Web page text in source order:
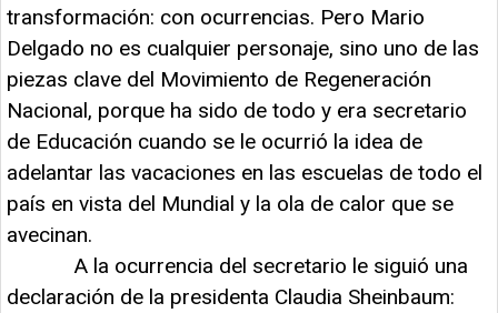
transformación: con ocurrencias. Pero Mario
Delgado no es cualquier personaje, sino uno de las
piezas clave del Movimiento de Regeneración
Nacional, porque ha sido de todo y era secretario
de Educación cuando se le ocurrió la idea de
adelantar las vacaciones en las escuelas de todo el
país en vista del Mundial y la ola de calor que se
avecinan.
A la ocurrencia del secretario le siguió una
declaración de la presidenta Claudia Sheinbaum: